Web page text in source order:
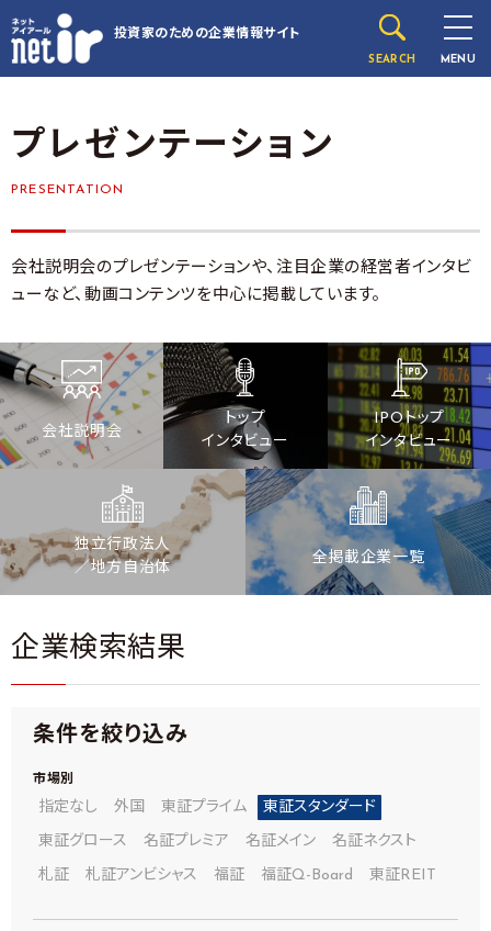
投資家のための企業情報サイト
SEARCH MENU
プレゼンテーション
PRESENTATION
会社説明会のプレゼンテーションや、注目企業の経営者インタビ
ューなど、動画コンテンツを中心に掲載しています。
会社説明会
トップ
インタビュー
IPOトップ
インタビュー
独立行政法人
／地方自治体
全掲載企業一覧
企業検索結果
条件を絞り込み
市場別
指定なし 外国 東証プライム 東証スタンダード
東証グロース 名証プレミア 名証メイン 名証ネクスト
札証 札証アンビシャス 福証 福証Q-Board 東証REIT